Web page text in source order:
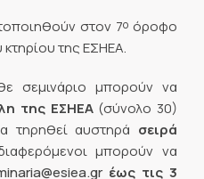
στον 7οόροφο
της ΕΣΗΕΑ.
σεμινάριο μπορούν να
της ΕΣΗΕΑ(σύνολο 30)
τηρηθεί αυστηρά σειρά
μπορούν να
έως τις 3